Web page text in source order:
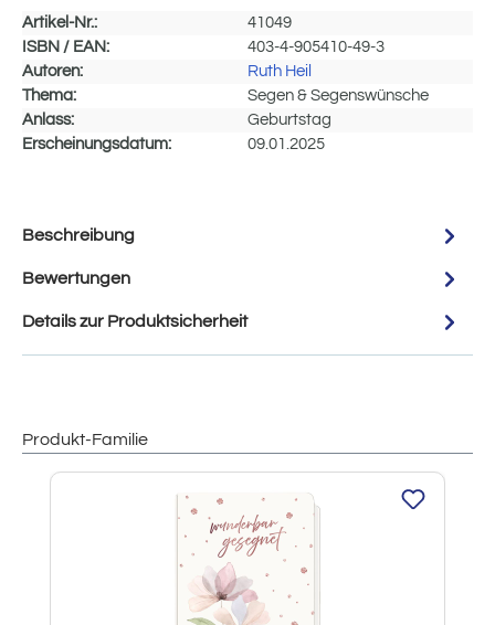
Artikel-Nr.:
41049
ISBN / EAN:
403-4-905410-49-3
Autoren:
Ruth Heil
Thema:
Segen & Segenswünsche
Anlass:
Geburtstag
Erscheinungsdatum:
09.01.2025
Beschreibung
Bewertungen
Details zur Produktsicherheit
Produkt-Familie
Produktgalerie überspringen